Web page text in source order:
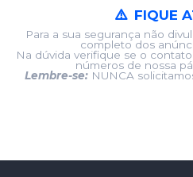
FIQUE
Para a sua segurança não
completo dos
Na dúvida verifique se o
números de nossa
Lembre-se:NUNCA